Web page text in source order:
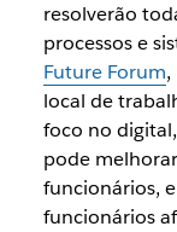
resolverão
processos e
Future Forum,
local de
foco no
pode
funcionários,
funcionários